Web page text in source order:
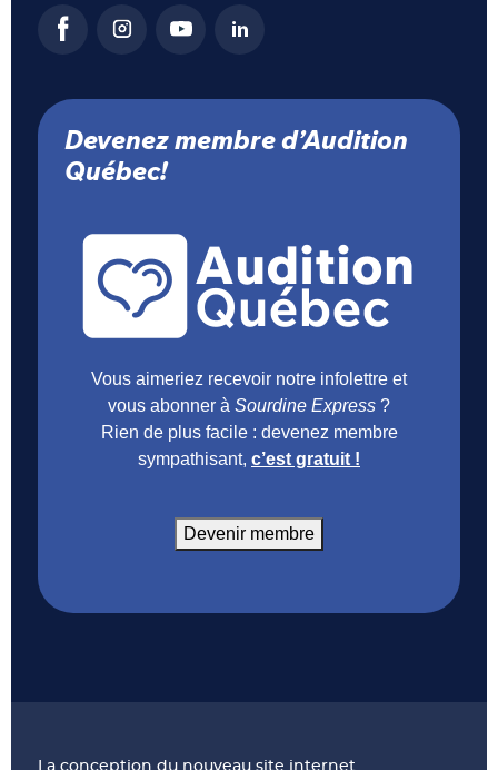
Devenez membre d’Audition
Québec!
Vous aimeriez recevoir notre infolettre et
vous abonner à Sourdine Express ?
Rien de plus facile : devenez membre
sympathisant, c’est gratuit !
Devenir membre
La conception du nouveau site internet